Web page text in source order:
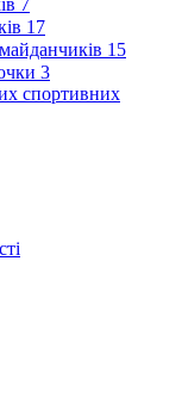
17
15
3
спортивних